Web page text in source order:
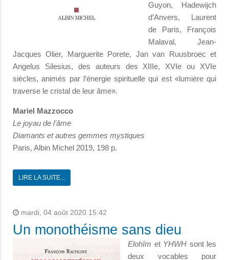
Guyon, Hadewijch
d’Anvers, Laurent
de Paris, François
Malaval, Jean-
Jacques Olier, Marguerite Porete, Jan van Ruusbroec et
Angelus Silesius, des auteurs des XIIIe, XVIe ou XVIe
siècles, animés par l’énergie spirituelle qui est «lumière qui
traverse le cristal de leur âme».
Mariel Mazzocco
Le joyau de l’âme
Diamants et autres gemmes mystiques
Paris, Albin Michel 2019, 198 p.
LIRE LA SUITE...
mardi, 04 août 2020 15:42
Un monothéisme sans dieu
Elohîm et YHWH sont les
deux vocables pour